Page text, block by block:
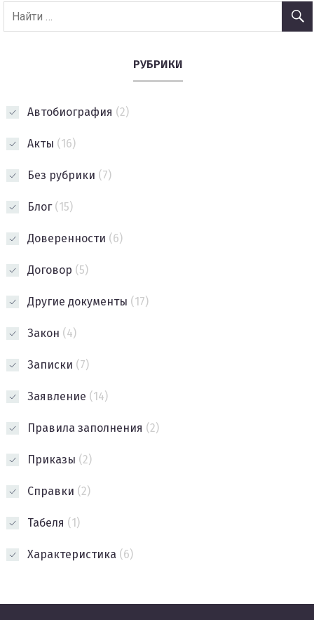
РУБРИКИ
Автобиография (2)
Акты (16)
Без рубрики (7)
Блог(15)
Доверенности (6)
Договор (5)
Другие документы (17)
Закон (4)
Записки (7)
Заявление (14)
Правила заполнения (2)
Приказы (2)
Справки (2)
Табеля (1)
Характеристика (6)